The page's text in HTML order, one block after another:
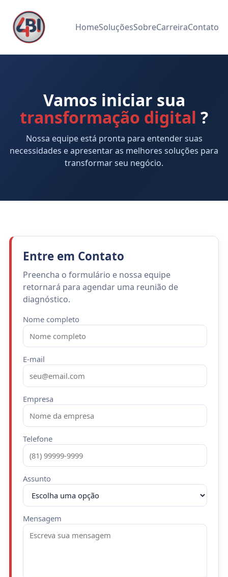
HomeSoluçõesSobreCarreiraContato
Vamos iniciar sua
transformação digital ?
Nossa equipe está pronta para entender suas
necessidades e apresentar as melhores soluções para
transformar seu negócio.
Entre em Contato
Preencha o formulário e nossa equipe
retornará para agendar uma reunião de
diagnóstico.
Nome completo
E-mail
Empresa
Telefone
Assunto
Mensagem